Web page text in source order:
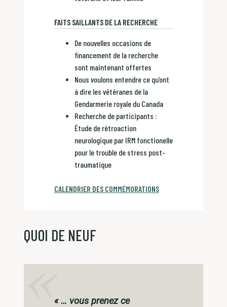
QUOI DE NEUF
« … vous prenez ce
FAITS SAILLANTS DE LA RECHERCHE
De nouvelles occasions de
financement de la recherche
sont maintenant offertes
Nous voulons entendre ce qu’ont
à dire les vétéranes de la
Gendarmerie royale du Canada
Recherche de participants :
Étude de rétroaction
neurologique par IRM fonctionelle
pour le trouble de stress post-
traumatique
CALENDRIER DES COMMÉMORATIONS